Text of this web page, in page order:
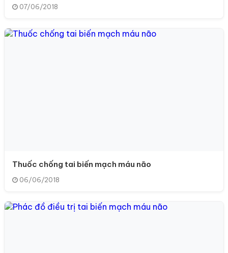
07/06/2018
Thuốc chống tai biến mạch máu não
06/06/2018